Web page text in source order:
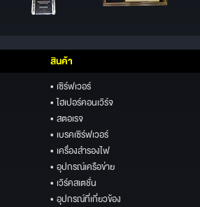
สินค้า
• เซิร์ฟเวอร์
• ไฮเปอร์คอนเวิร์จ
• สตอเรจ
• เบรคเซิร์ฟเวอร์
• เครื่องสำรองไฟ
• อุปกรณ์เครือข่าย
• เวิร์คสเตชั่น
• อุปกรณ์ที่เกี่ยวข้อง